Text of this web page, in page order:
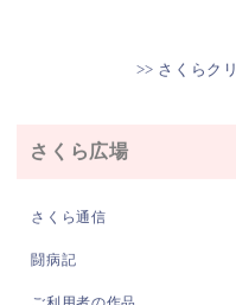
>> さくらク
さくら広場
さくら通信
闘病記
ご利用者の作品